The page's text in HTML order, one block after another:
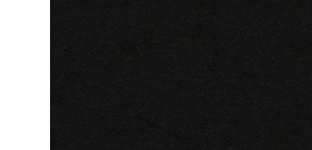
三重・桑
登里勝(と